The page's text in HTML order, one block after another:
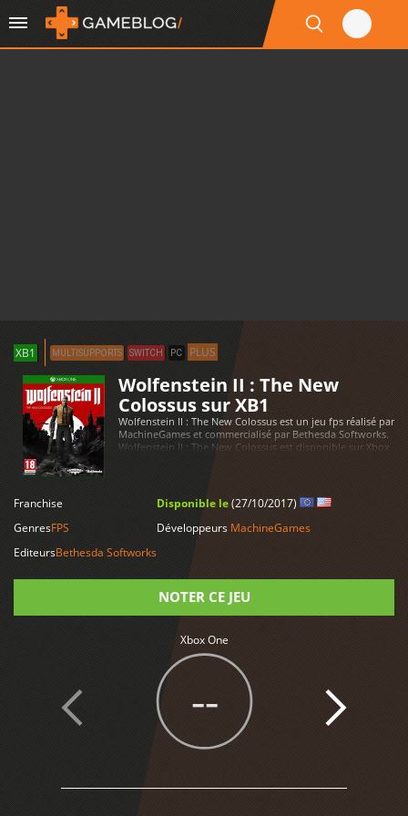
XB1 MULTISUPPORTS SWITCH PC PLUS
Wolfenstein II : The New
Colossus sur XB1
Wolfenstein II : The New Colossus est un jeu fps réalisé par
MachineGames et commercialisé par Bethesda Softworks.
Wolfenstein II : The New Colossus est disponible sur Xbox
Franchise
GenresFPS
EditeursBethesda Softworks
Disponible le(27/10/2017)
Développeurs MachineGames
NOTER CE JEU
Xbox One
--